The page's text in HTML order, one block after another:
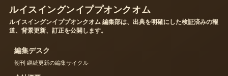
ルイスイングンイププオンクオム
ルイスイングンイププオンクオム 編集部は、出典を明確にした検証済みの報
道、背景更新、訂正を公開します。
編集デスク
朝刊 継続更新の編集サイクル